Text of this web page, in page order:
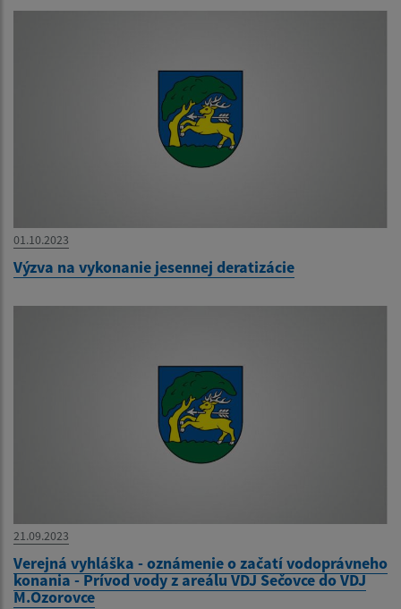
01.10.2023
Výzva na vykonanie jesennej deratizácie
21.09.2023
Verejná vyhláška - oznámenie o začatí vodoprávneho
konania - Prívod vody z areálu VDJ Sečovce do VDJ
M.Ozorovce